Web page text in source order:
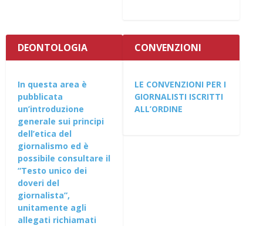
DEONTOLOGIA
In questa area è
pubblicata
un’introduzione
generale sui principi
dell’etica del
giornalismo ed è
possibile consultare il
“Testo unico dei
doveri del
giornalista”,
unitamente agli
allegati richiamati
CONVENZIONI
LE CONVENZIONI PER I
GIORNALISTI ISCRITTI
ALL’ORDINE